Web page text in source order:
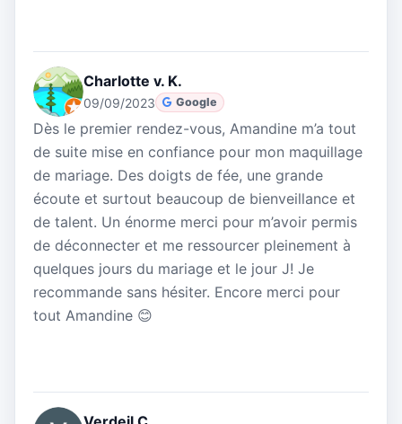
Charlotte v. K.
09/09/2023 Google
Dès le premier rendez-vous, Amandine m’a tout
de suite mise en confiance pour mon maquillage
de mariage. Des doigts de fée, une grande
écoute et surtout beaucoup de bienveillance et
de talent. Un énorme merci pour m’avoir permis
de déconnecter et me ressourcer pleinement à
quelques jours du mariage et le jour J! Je
recommande sans hésiter. Encore merci pour
tout Amandine 😊